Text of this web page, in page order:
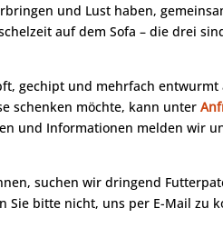
und Lust haben,
auf dem Sofa – die drei
gechipt und mehrfach entwurmt
schenken möchte, kann unter
und Informationen melden wir
suchen wir dringend
Sie bitte nicht, uns per E-Mail zu